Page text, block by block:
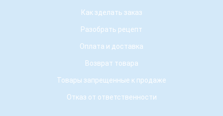
Как зделать заказ
Разобрать рецепт
Оплата и доставка
Возврат товара
Товары запрещенные к продаже
Отказ от ответственности